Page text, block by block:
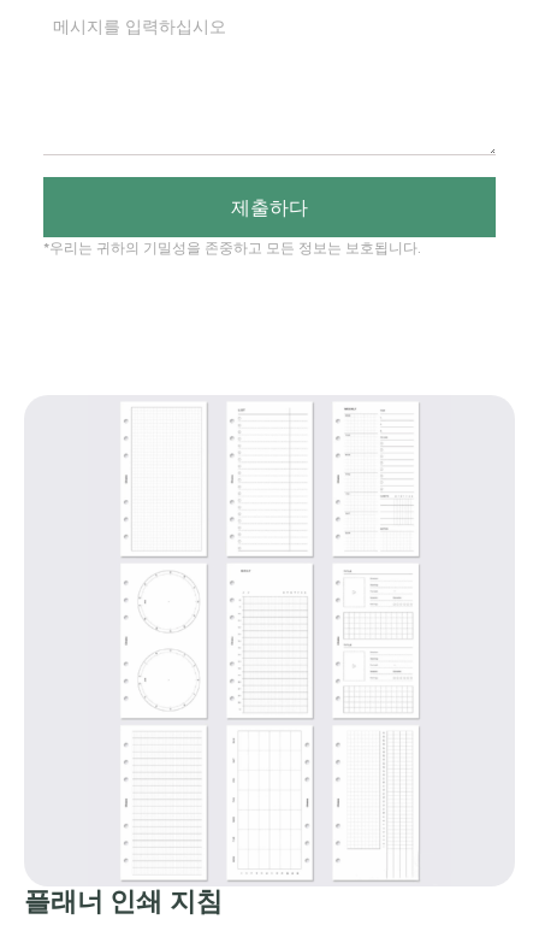
제출하다
*우리는 귀하의 기밀성을 존중하고 모든 정보는 보호됩니다.
플래너 인쇄 지침